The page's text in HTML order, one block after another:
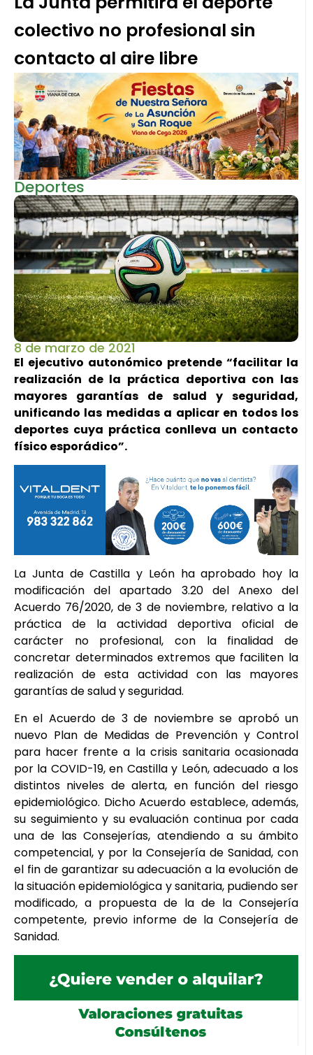
colectivo no profesional sin
contacto al aire libre
Deportes
8 de marzo de 2021
El ejecutivo autonómico pretende “facilitar la
realización de la práctica deportiva con las
mayores garantías de salud y seguridad,
unificando las medidas a aplicar en todos los
deportes cuya práctica conlleva un contacto
físico esporádico”.
La Junta de Castilla y León ha aprobado hoy la
modificación del apartado 3.20 del Anexo del
Acuerdo 76/2020, de 3 de noviembre, relativo a la
práctica de la actividad deportiva oficial de
carácter no profesional, con la finalidad de
concretar determinados extremos que faciliten la
realización de esta actividad con las mayores
garantías de salud y seguridad.
En el Acuerdo de 3 de noviembre se aprobó un
nuevo Plan de Medidas de Prevención y Control
para hacer frente a la crisis sanitaria ocasionada
por la COVID-19, en Castilla y León, adecuado a los
distintos niveles de alerta, en función del riesgo
epidemiológico. Dicho Acuerdo establece, además,
su seguimiento y su evaluación continua por cada
una de las Consejerías, atendiendo a su ámbito
competencial, y por la Consejería de Sanidad, con
el fin de garantizar su adecuación a la evolución de
la situación epidemiológica y sanitaria, pudiendo ser
modificado, a propuesta de la de la Consejería
competente, previo informe de la Consejería de
Sanidad.